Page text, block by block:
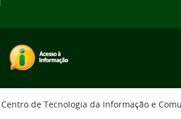
Centro de Tecnologia da Informação e